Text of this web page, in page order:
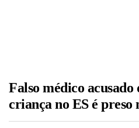
Falso médico
criança no ES é preso